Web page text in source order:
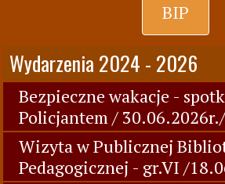
BIP
Wydarzenia 2024 - 2026
Bezpieczne wakacje -
Policjantem / 30.06.2026r./
Wizyta w Publicznej
Pedagogicznej - gr.VI /